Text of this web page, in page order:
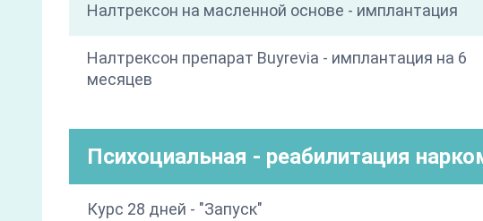
Налтрексон на масленной основе - имплантация
Налтрексон препарат Buyrevia - имплантация на 6
месяцев
Психоциальная - реабилитация
Курс 28 дней - "Запуск"